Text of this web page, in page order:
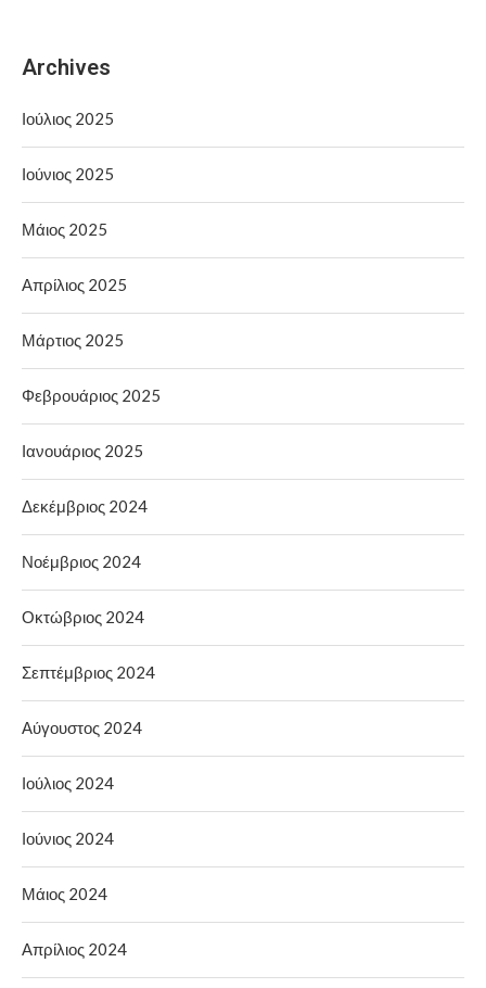
Archives
Ιούλιος 2025
Ιούνιος 2025
Μάιος 2025
Απρίλιος 2025
Μάρτιος 2025
Φεβρουάριος 2025
Ιανουάριος 2025
Δεκέμβριος 2024
Νοέμβριος 2024
Οκτώβριος 2024
Σεπτέμβριος 2024
Αύγουστος 2024
Ιούλιος 2024
Ιούνιος 2024
Μάιος 2024
Απρίλιος 2024